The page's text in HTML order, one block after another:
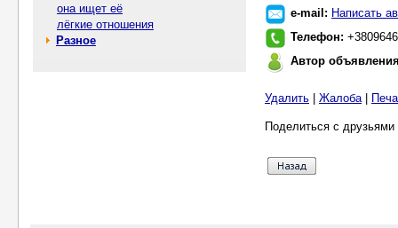
она ищет её
лёгкие отношения
Разное
e-mail: Написать
Телефон:
Автор
Удалить Жалоба|
Поделиться с